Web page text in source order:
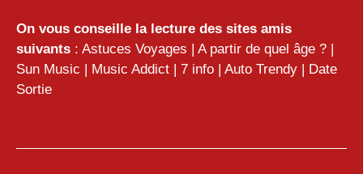
On vous conseille la lecture des sites amis
suivants : Astuces Voyages | A partir de quel âge ? |
Sun Music | Music Addict | 7 info | Auto Trendy | Date
Sortie